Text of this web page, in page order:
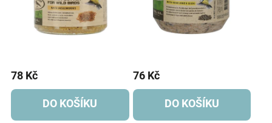
78 Kč
DO KOŠÍKU
76 Kč
DO KOŠÍKU